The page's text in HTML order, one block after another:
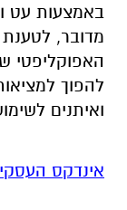
באמצעות עט
מדובר,
האפוקליפטי
להפוך
ואיתנים
אינדקס